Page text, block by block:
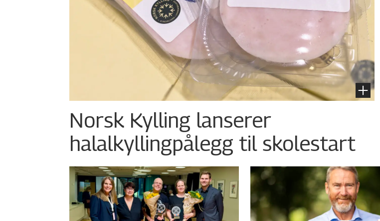
Norsk Kylling lanserer
halalkylling­pålegg til skolestart